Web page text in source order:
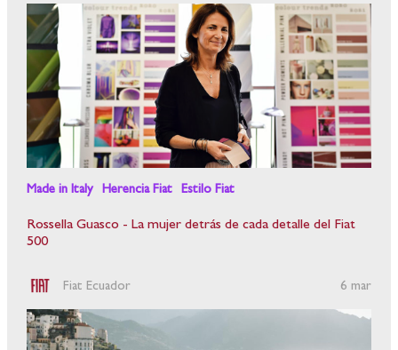
Made in Italy Herencia Fiat Estilo Fiat
Rossella Guasco - La mujer detrás de cada detalle del Fiat
500
Fiat Ecuador 6 mar